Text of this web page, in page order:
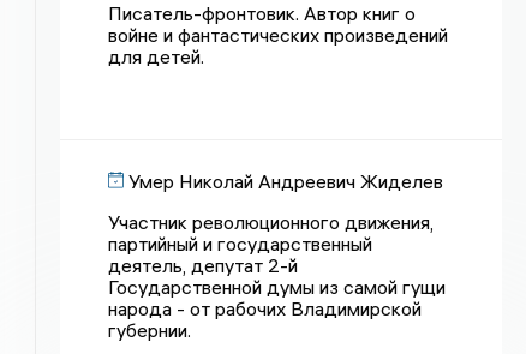
Писатель-фронтовик. Автор книг о
войне и фантастических произведений
для детей.
Умер Николай Андреевич Жиделев
Участник революционного движения,
партийный и государственный
деятель, депутат 2-й
Государственной думы из самой гущи
народа - от рабочих Владимирской
губернии.